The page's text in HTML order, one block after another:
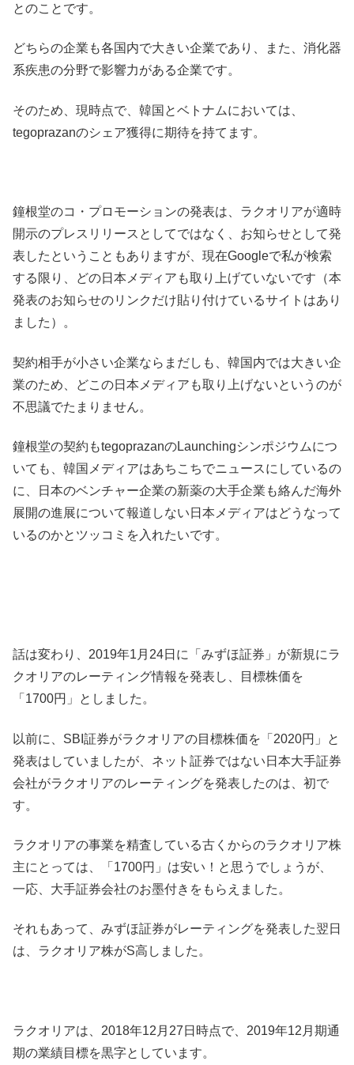
とのことです。
どちらの企業も各国内で大きい企業であり、また、消化器
系疾患の分野で影響力がある企業です。
そのため、現時点で、韓国とベトナムにおいては、
tegoprazanのシェア獲得に期待を持てます。
鐘根堂のコ・プロモーションの発表は、ラクオリアが適時
開示のプレスリリースとしてではなく、お知らせとして発
表したということもありますが、現在Googleで私が検索
する限り、どの日本メディアも取り上げていないです（本
発表のお知らせのリンクだけ貼り付けているサイトはあり
ました）。
契約相手が小さい企業ならまだしも、韓国内では大きい企
業のため、どこの日本メディアも取り上げないというのが
不思議でたまりません。
鐘根堂の契約もtegoprazanのLaunchingシンポジウムにつ
いても、韓国メディアはあちこちでニュースにしているの
に、日本のベンチャー企業の新薬の大手企業も絡んだ海外
展開の進展について報道しない日本メディアはどうなって
いるのかとツッコミを入れたいです。
話は変わり、2019年1月24日に「みずほ証券」が新規にラ
クオリアのレーティング情報を発表し、目標株価を
「1700円」としました。
以前に、SBI証券がラクオリアの目標株価を「2020円」と
発表はしていましたが、ネット証券ではない日本大手証券
会社がラクオリアのレーティングを発表したのは、初で
す。
ラクオリアの事業を精査している古くからのラクオリア株
主にとっては、「1700円」は安い！と思うでしょうが、
一応、大手証券会社のお墨付きをもらえました。
それもあって、みずほ証券がレーティングを発表した翌日
は、ラクオリア株がS高しました。
ラクオリアは、2018年12月27日時点で、2019年12月期通
期の業績目標を黒字としています。